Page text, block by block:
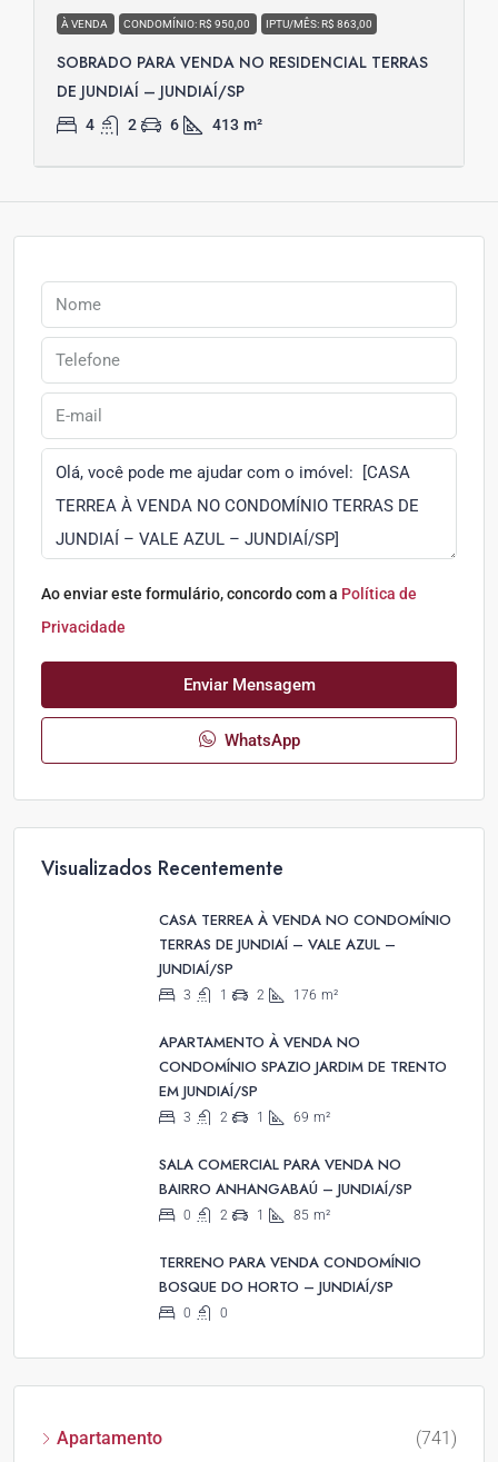
À VENDA CONDOMÍNIO: R$ 950,00 IPTU/MÊS: R$ 863,00
SOBRADO PARA VENDA NO RESIDENCIAL TERRAS
DE JUNDIAÍ – JUNDIAÍ/SP
4 2 6 413 m²
Ao enviar este formulário, concordo com a Política de
Privacidade
Enviar Mensagem
WhatsApp
Visualizados Recentemente
CASA TERREA À VENDA NO CONDOMÍNIO
TERRAS DE JUNDIAÍ – VALE AZUL –
JUNDIAÍ/SP
3 1 2 176 m²
APARTAMENTO À VENDA NO
CONDOMÍNIO SPAZIO JARDIM DE TRENTO
EM JUNDIAÍ/SP
3 2 1 69 m²
SALA COMERCIAL PARA VENDA NO
BAIRRO ANHANGABAÚ – JUNDIAÍ/SP
0 2 1 85 m²
TERRENO PARA VENDA CONDOMÍNIO
BOSQUE DO HORTO – JUNDIAÍ/SP
0 0
Apartamento
(741)